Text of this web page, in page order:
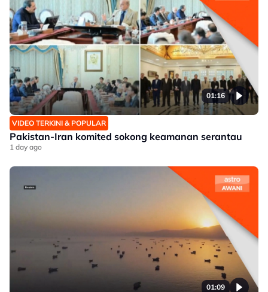
01:16
VIDEO TERKINI & POPULAR
Pakistan-Iran komited sokong keamanan serantau
1 day ago
01:09